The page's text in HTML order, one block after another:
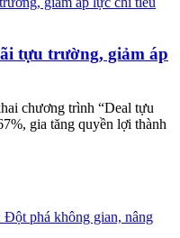
tựu trường, giảm áp
chương trình “Deal tựu
gia tăng quyền lợi thành